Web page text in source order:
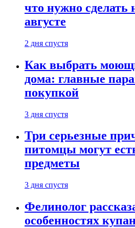
что нужно сделать
августе
2 дня спустя
Как выбрать
дома: главные
покупкой
3 дня спустя
Три серьезные
питомцы могут
предметы
3 дня спустя
Фелинолог
особенностях